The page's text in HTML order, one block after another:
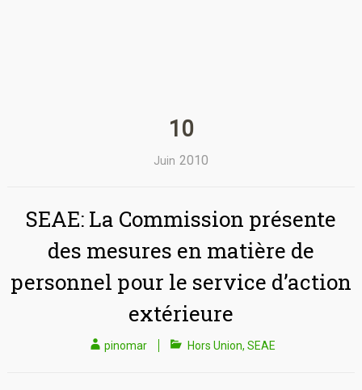
10
Juin 2010
SEAE: La Commission présente
des mesures en matière de
personnel pour le service d’action
extérieure
pinomar Hors Union, SEAE